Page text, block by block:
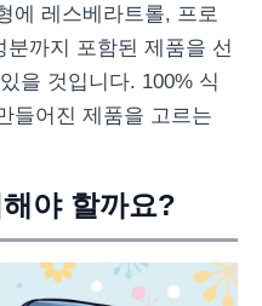
에 레스베라트롤, 프로
까지 포함된 제품을 선
을 것입니다. 100% 식
들어진 제품을 고르는
야 할까요?